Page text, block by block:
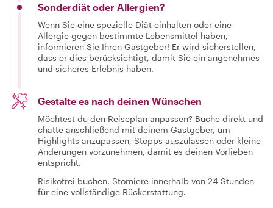
Sonderdiät oder Allergien?
Wenn Sie eine spezielle Diät einhalten oder eine
Allergie gegen bestimmte Lebensmittel haben,
informieren Sie Ihren Gastgeber! Er wird sicherstellen,
dass er dies berücksichtigt, damit Sie ein angenehmes
und sicheres Erlebnis haben.
Gestalte es nach deinen Wünschen
Möchtest du den Reiseplan anpassen? Buche direkt und
chatte anschließend mit deinem Gastgeber, um
Highlights anzupassen, Stopps auszulassen oder kleine
Änderungen vorzunehmen, damit es deinen Vorlieben
entspricht.
Risikofrei buchen. Storniere innerhalb von 24 Stunden
für eine vollständige Rückerstattung.